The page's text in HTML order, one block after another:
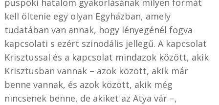
kell öltenie egy olyan Egyházban, amely
tudatában van annak, hogy lényegénél fogva
kapcsolati s ezért szinodális jellegű. A kapcsolat
Krisztussal és a kapcsolat mindazok között, akik
Krisztusban vannak – azok között, akik már
benne vannak, és azok között, akik még
nincsenek benne, de akiket az Atya vár –,